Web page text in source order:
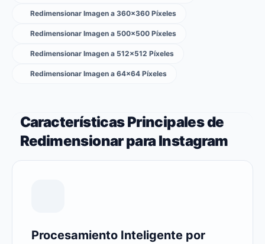
Redimensionar Imagen a 360×360 Píxeles
Redimensionar Imagen a 500×500 Píxeles
Redimensionar Imagen a 512×512 Píxeles
Redimensionar Imagen a 64×64 Píxeles
Características Principales de
Redimensionar para Instagram
Procesamiento Inteligente por